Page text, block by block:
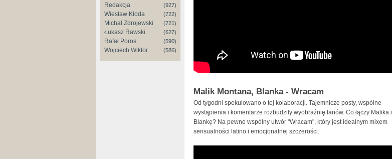
Redakcja (927)
Wiesław Kłoda (722)
Michał Zdrojewski (721)
Łukasz Rawski (627)
Rafał Poros (590)
Wojciech Wiktor (586)
Malik Montana, Blanka - Wracam
Od tygodni spekulowano o tej kolaboracji. Tajemnicze posty, wspólne
wystąpienia i komentarze rozbudziły wyobraźnię fanów. Co łączy Malika i
Blankę? Na pewno wspólny utwór "Wracam", który jest idealnym mixem
sensualności latino i emocjonalnej szczerości.